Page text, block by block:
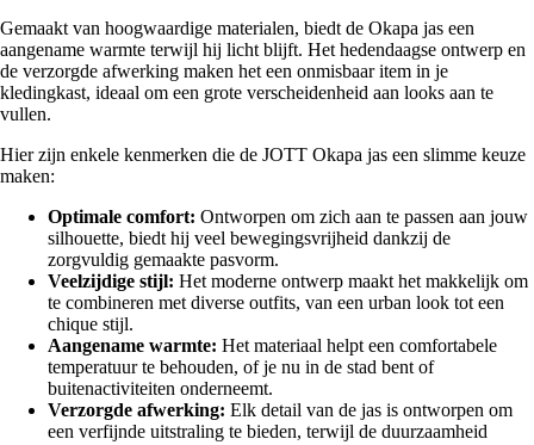
Gemaakt van hoogwaardige materialen, biedt de Okapa jas een
aangename warmte terwijl hij licht blijft. Het hedendaagse ontwerp en
de verzorgde afwerking maken het een onmisbaar item in je
kledingkast, ideaal om een grote verscheidenheid aan looks aan te
vullen.
Hier zijn enkele kenmerken die de JOTT Okapa jas een slimme keuze
maken:
Optimale comfort: Ontworpen om zich aan te passen aan jouw
silhouette, biedt hij veel bewegingsvrijheid dankzij de
zorgvuldig gemaakte pasvorm.
Veelzijdige stijl: Het moderne ontwerp maakt het makkelijk om
te combineren met diverse outfits, van een urban look tot een
chique stijl.
Aangename warmte: Het materiaal helpt een comfortabele
temperatuur te behouden, of je nu in de stad bent of
buitenactiviteiten onderneemt.
Verzorgde afwerking: Elk detail van de jas is ontworpen om
een verfijnde uitstraling te bieden, terwijl de duurzaamheid